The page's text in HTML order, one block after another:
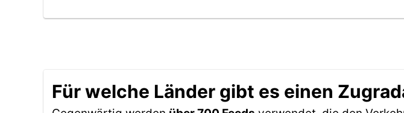
Für welche Länder gibt es einen